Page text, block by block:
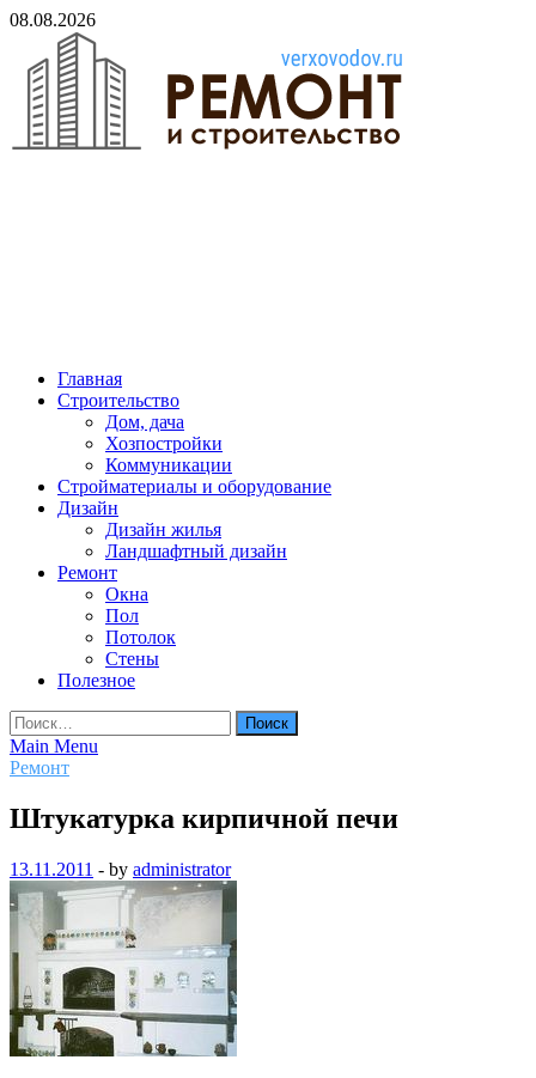
Skip
content
08.08.2026
Главная
Строительство
Дом, дача
Хозпостройки
Коммуникации
Стройматериалы и оборудование
Дизайн
Дизайн жилья
Ландшафтный дизайн
Ремонт
Окна
Пол
Потолок
Стены
Полезное
Найти:
Main Menu
Ремонт
Штукатурка кирпичной печи
13.11.2011 - by administrator